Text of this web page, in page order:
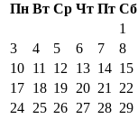
Пн Вт Ср Чт Пт Сб
1
3
4 5 6 7 8
10 11 12 13 14 15
17 18 19 20 21 22
24 25 26 27 28 29